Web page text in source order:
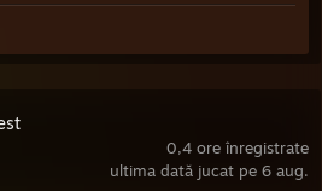
0,4 ore înregistrate
ultima dată jucat pe 6 aug.